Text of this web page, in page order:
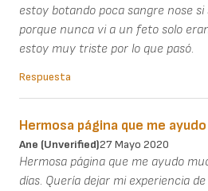
estoy botando poca sangre nose
porque nunca vi a un feto solo
estoy muy triste por lo que pasó.
Respuesta
Hermosa página que me ayudo
Ane (unverified)27 Mayo 2020
Hermosa página que me ayudo
días. Quería dejar mi experiencia